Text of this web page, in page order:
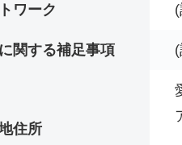
ワーク
関する補足事項
住所